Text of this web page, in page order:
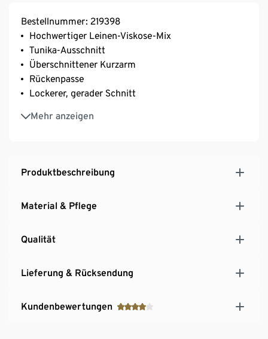
Bestellnummer: 219398
Hochwertiger Leinen-Viskose-Mix
Tunika-Ausschnitt
Überschnittener Kurzarm
Rückenpasse
Lockerer, gerader Schnitt
Mehr anzeigen
Leicht abgerundeter Saum
Produktbeschreibung
Material & Pflege
Qualität
Lieferung & Rücksendung
Kundenbewertungen